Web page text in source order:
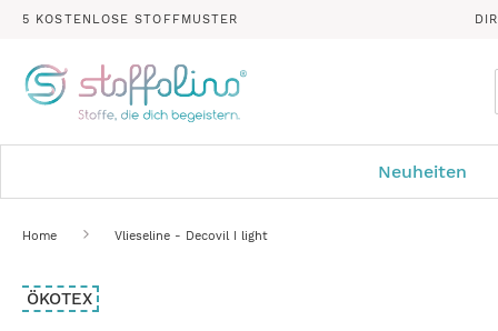
5 KOSTENLOSE STOFFMUSTER
Neuheiten
Home Vlieseline - Decovil I light
Zum
Ende
ÖKOTEX